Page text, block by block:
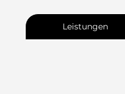
Leistungen